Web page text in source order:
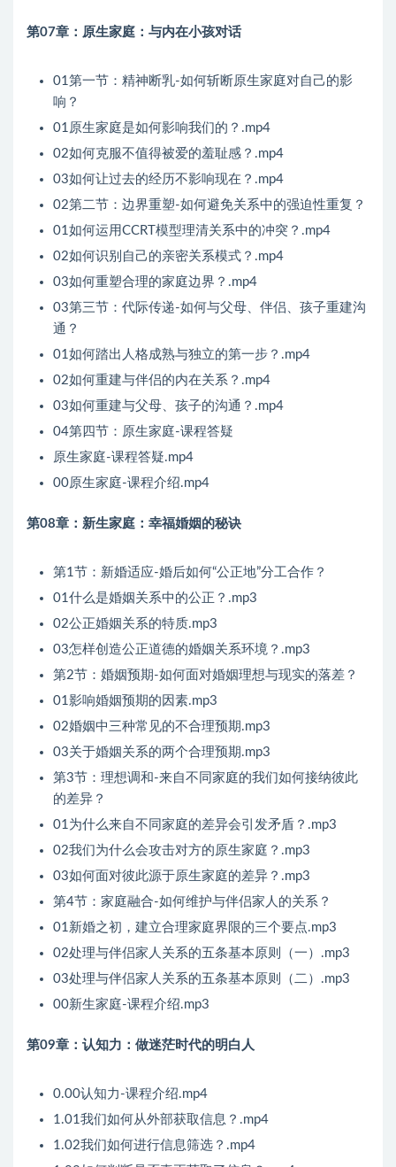
第07章：原生家庭：与内在小孩对话
01第一节：精神断乳-如何斩断原生家庭对自己的影
响？
01原生家庭是如何影响我们的？.mp4
02如何克服不值得被爱的羞耻感？.mp4
03如何让过去的经历不影响现在？.mp4
02第二节：边界重塑-如何避免关系中的强迫性重复？
01如何运用CCRT模型理清关系中的冲突？.mp4
02如何识别自己的亲密关系模式？.mp4
03如何重塑合理的家庭边界？.mp4
03第三节：代际传递-如何与父母、伴侣、孩子重建沟
通？
01如何踏出人格成熟与独立的第一步？.mp4
02如何重建与伴侣的内在关系？.mp4
03如何重建与父母、孩子的沟通？.mp4
04第四节：原生家庭-课程答疑
原生家庭-课程答疑.mp4
00原生家庭-课程介绍.mp4
第08章：新生家庭：幸福婚姻的秘诀
第1节：新婚适应-婚后如何“公正地”分工合作？
01什么是婚姻关系中的公正？.mp3
02公正婚姻关系的特质.mp3
03怎样创造公正道德的婚姻关系环境？.mp3
第2节：婚姻预期-如何面对婚姻理想与现实的落差？
01影响婚姻预期的因素.mp3
02婚姻中三种常见的不合理预期.mp3
03关于婚姻关系的两个合理预期.mp3
第3节：理想调和-来自不同家庭的我们如何接纳彼此
的差异？
01为什么来自不同家庭的差异会引发矛盾？.mp3
02我们为什么会攻击对方的原生家庭？.mp3
03如何面对彼此源于原生家庭的差异？.mp3
第4节：家庭融合-如何维护与伴侣家人的关系？
01新婚之初，建立合理家庭界限的三个要点.mp3
02处理与伴侣家人关系的五条基本原则（一）.mp3
03处理与伴侣家人关系的五条基本原则（二）.mp3
00新生家庭-课程介绍.mp3
第09章：认知力：做迷茫时代的明白人
0.00认知力-课程介绍.mp4
1.01我们如何从外部获取信息？.mp4
1.02我们如何进行信息筛选？.mp4